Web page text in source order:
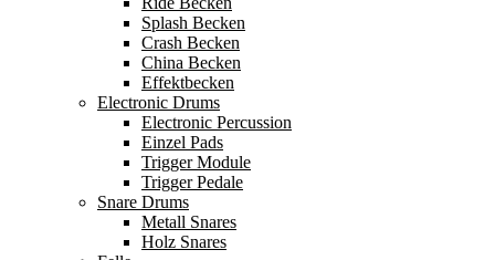
Splash Becken
Crash Becken
China Becken
Effektbecken
Electronic Drums
Electronic Percussion
Einzel Pads
Trigger Module
Trigger Pedale
Snare Drums
Metall Snares
Holz Snares